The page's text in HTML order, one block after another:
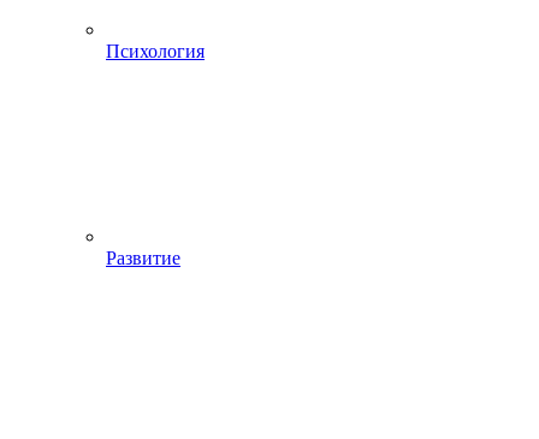
Психология
Развитие